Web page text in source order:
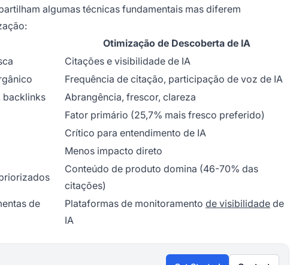
algumas técnicas fundamentais mas diferem
Otimização de Descoberta de IA
Citações e visibilidade de IA
Frequência de citação, participação de voz de IA
backlinks
Abrangência, frescor, clareza
Fator primário (25,7% mais fresco preferido)
Crítico para entendimento de IA
Menos impacto direto
Conteúdo de produto domina (46-70% das
citações)
de
Plataformas de monitoramento de visibilidade de
IA